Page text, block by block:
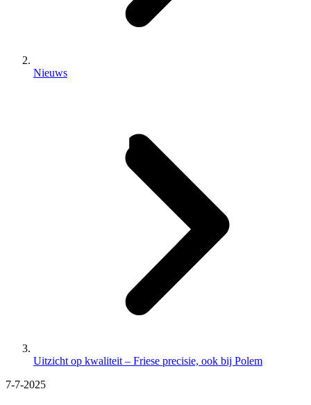
Nieuws
Uitzicht op kwaliteit – Friese precisie, ook bij Polem
7-7-2025